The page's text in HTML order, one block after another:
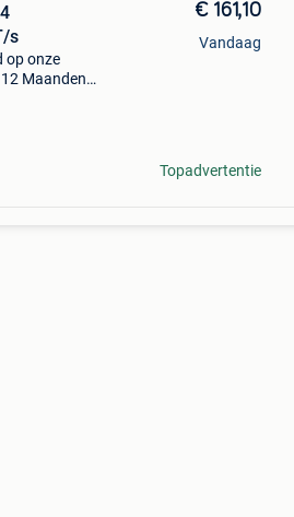
s
op onze
Maanden
€ 161,10
Vandaag
Topadvertentie